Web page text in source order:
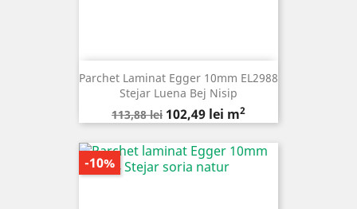
Parchet Laminat Egger 10mm EL2988
Stejar Luena Bej Nisip
Pret
de
baza
113,88 lei Pret
102,49 lei m2
-10%